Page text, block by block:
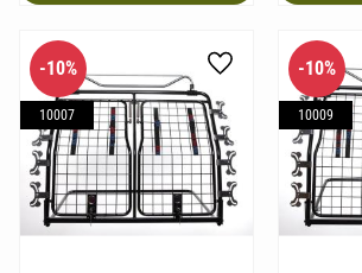
10%
10007
Lägg till i favoriter
10%
10009